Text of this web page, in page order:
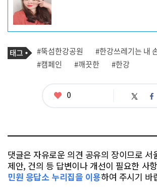
작
성
자
프
필 기
사
관
련
태
그
#뚝섬한강공원
#한강쓰레기는 내
#캠페인
#깨끗한 #한강
좋
0 트 페
댓글은 자유로운 의견 공유의 장이므로 서
제안, 건의 등 답변이나 개선이 필요한 사
민원 응답소 누리집을 이용하여 주시기 바